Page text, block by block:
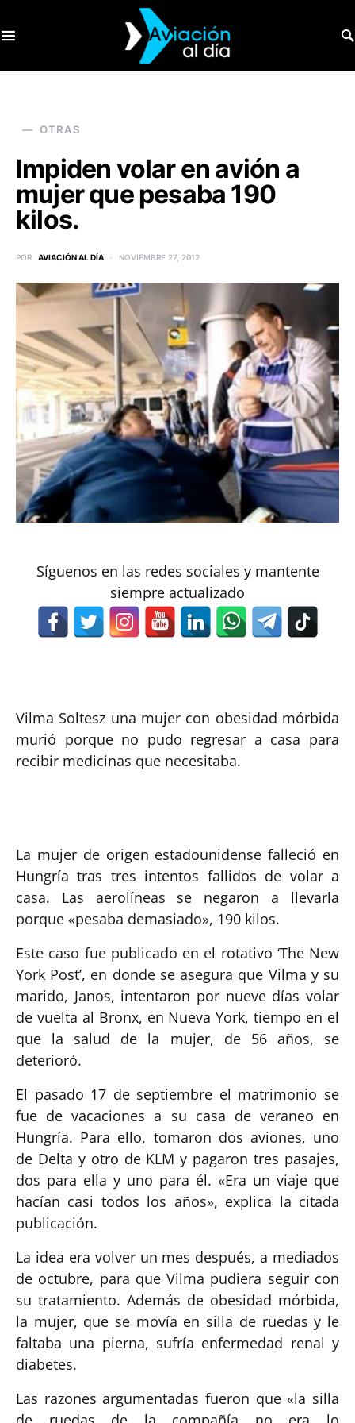
OTRAS
Impiden volar en avión a
mujer que pesaba 190
kilos.
POR AVIACIÓN AL DÍA NOVIEMBRE 27, 2012
Síguenos en las redes sociales y mantente
siempre actualizado
Vilma Soltesz una mujer con obesidad mórbida
murió porque no pudo regresar a casa para
recibir medicinas que necesitaba.
La mujer de origen estadounidense falleció en
Hungría tras tres intentos fallidos de volar a
casa. Las aerolíneas se negaron a llevarla
porque «pesaba demasiado», 190 kilos.
Este caso fue publicado en el rotativo ‘The New
York Post’, en donde se asegura que Vilma y su
marido, Janos, intentaron por nueve días volar
de vuelta al Bronx, en Nueva York, tiempo en el
que la salud de la mujer, de 56 años, se
deterioró.
El pasado 17 de septiembre el matrimonio se
fue de vacaciones a su casa de veraneo en
Hungría. Para ello, tomaron dos aviones, uno
de Delta y otro de KLM y pagaron tres pasajes,
dos para ella y uno para él. «Era un viaje que
hacían casi todos los años», explica la citada
publicación.
La idea era volver un mes después, a mediados
de octubre, para que Vilma pudiera seguir con
su tratamiento. Además de obesidad mórbida,
la mujer, que se movía en silla de ruedas y le
faltaba una pierna, sufría enfermedad renal y
diabetes.
Las razones argumentadas fueron que «la silla